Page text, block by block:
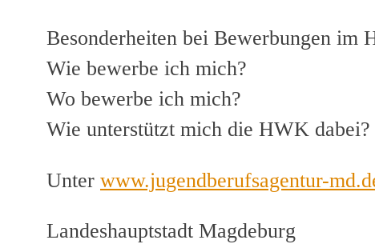
Besonderheiten bei Bewerbungen im
Wie bewerbe ich mich?
Wo bewerbe ich mich?
Wie unterstützt mich die HWK dabei?
Unter www.jugendberufsagentur-
Landeshauptstadt Magdeburg